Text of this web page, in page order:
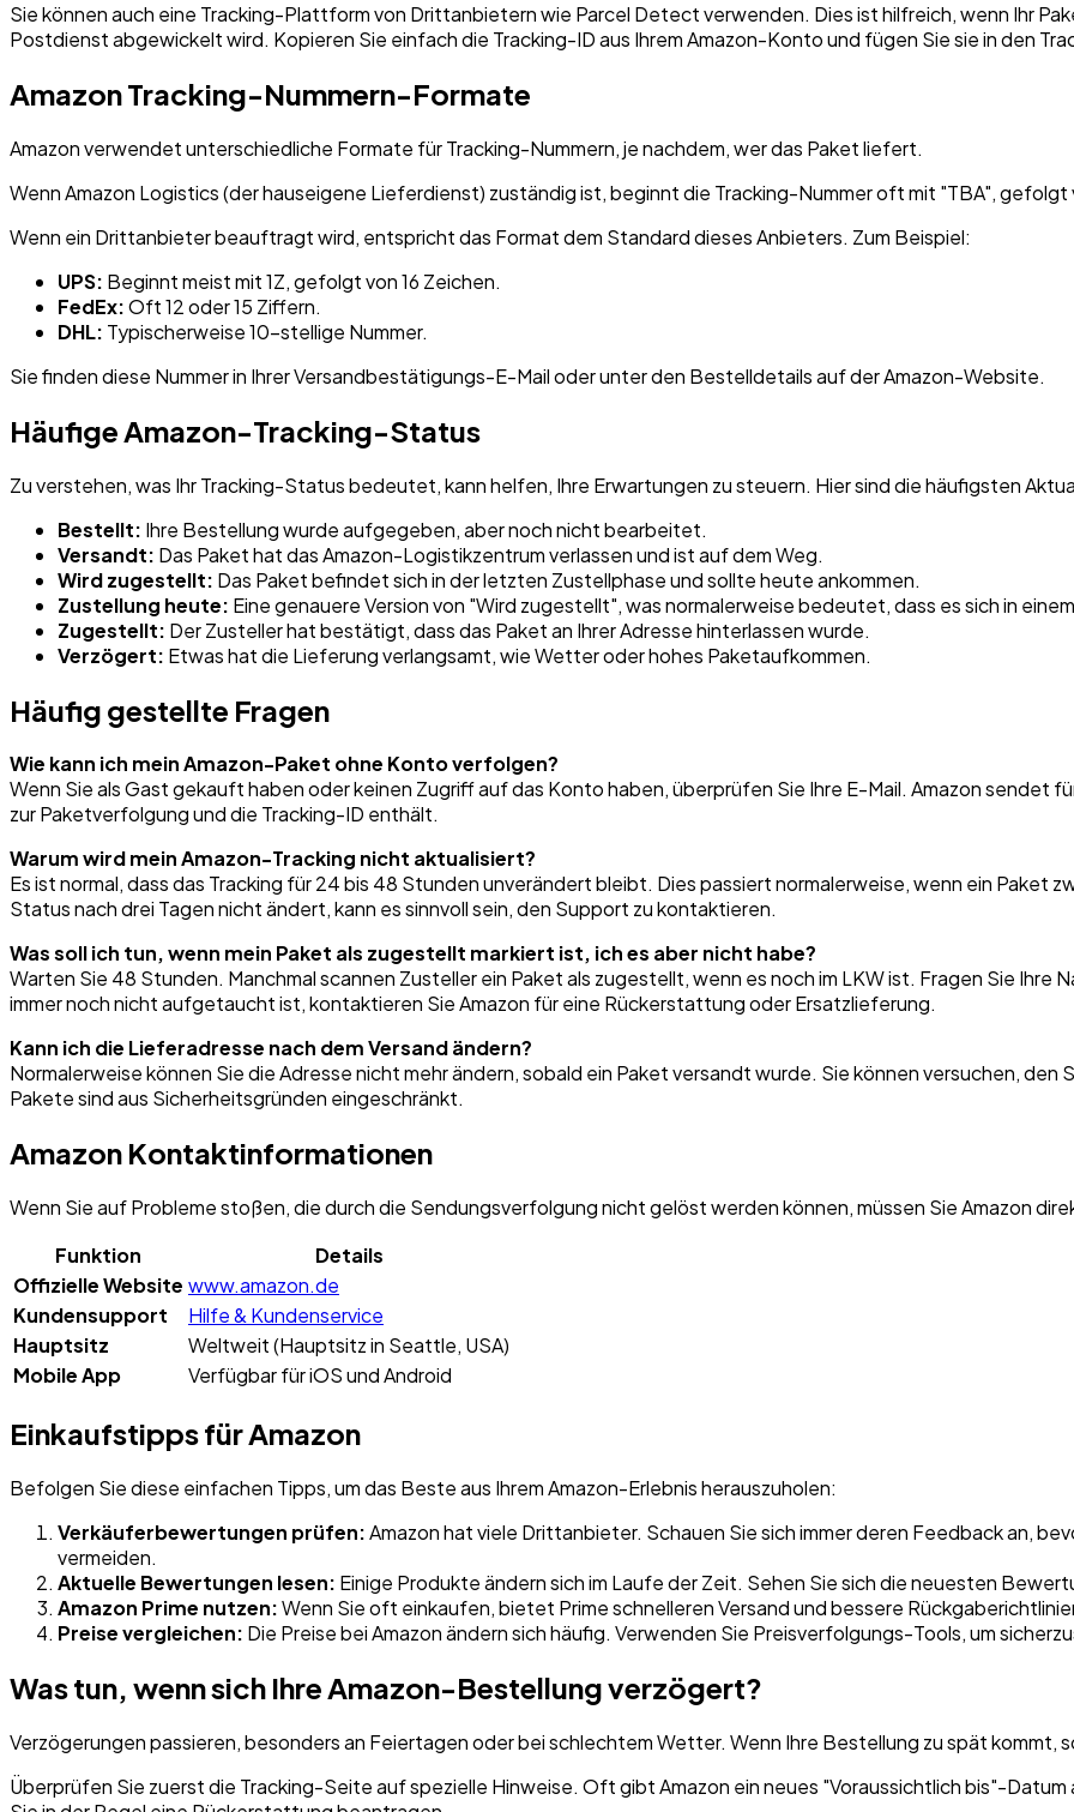
Sie können auch eine Tracking-Plattform von Drittanbietern wie Parcel Detect verwenden. Dies ist hilfreich, wenn Ihr
Postdienst abgewickelt wird. Kopieren Sie einfach die Tracking-ID aus Ihrem Amazon-Konto und fügen Sie sie in den
Amazon Tracking-Nummern-Formate
Amazon verwendet unterschiedliche Formate für Tracking-Nummern, je nachdem, wer das Paket liefert.
Wenn Amazon Logistics (der hauseigene Lieferdienst) zuständig ist, beginnt die Tracking-Nummer oft mit "TBA",
Wenn ein Drittanbieter beauftragt wird, entspricht das Format dem Standard dieses Anbieters. Zum Beispiel:
UPS: Beginnt meist mit 1Z, gefolgt von 16 Zeichen.
FedEx:Oft 12 oder 15 Ziffern.
DHL: Typischerweise 10-stellige Nummer.
Sie finden diese Nummer in Ihrer Versandbestätigungs-E-Mail oder unter den Bestelldetails auf der Amazon-Website.
Häufige Amazon-Tracking-Status
Zu verstehen, was Ihr Tracking-Status bedeutet, kann helfen, Ihre Erwartungen zu steuern. Hier sind die häufigsten
Bestellt: Ihre Bestellung wurde aufgegeben, aber noch nicht bearbeitet.
Versandt: Das Paket hat das Amazon-Logistikzentrum verlassen und ist auf dem Weg.
Wird zugestellt: Das Paket befindet sich in der letzten Zustellphase und sollte heute ankommen.
Zustellung heute: Eine genauere Version von "Wird zugestellt", was normalerweise bedeutet, dass es sich in
Zugestellt: Der Zusteller hat bestätigt, dass das Paket an Ihrer Adresse hinterlassen wurde.
Verzögert: Etwas hat die Lieferung verlangsamt, wie Wetter oder hohes Paketaufkommen.
Häufig gestellte Fragen
Wie kann ich mein Amazon-Paket ohne Konto verfolgen?
Wenn Sie als Gast gekauft haben oder keinen Zugriff auf das Konto haben, überprüfen Sie Ihre E-Mail. Amazon sendet
zur Paketverfolgung und die Tracking-ID enthält.
Warum wird mein Amazon-Tracking nicht aktualisiert?
Es ist normal, dass das Tracking für 24 bis 48 Stunden unverändert bleibt. Dies passiert normalerweise, wenn ein Paket
Status nach drei Tagen nicht ändert, kann es sinnvoll sein, den Support zu kontaktieren.
Was soll ich tun, wenn mein Paket als zugestellt markiert ist, ich es aber nicht habe?
Warten Sie 48 Stunden. Manchmal scannen Zusteller ein Paket als zugestellt, wenn es noch im LKW ist. Fragen Sie Ihre
immer noch nicht aufgetaucht ist, kontaktieren Sie Amazon für eine Rückerstattung oder Ersatzlieferung.
Kann ich die Lieferadresse nach dem Versand ändern?
Normalerweise können Sie die Adresse nicht mehr ändern, sobald ein Paket versandt wurde. Sie können versuchen,
Pakete sind aus Sicherheitsgründen eingeschränkt.
Amazon Kontaktinformationen
Wenn Sie auf Probleme stoßen, die durch die Sendungsverfolgung nicht gelöst werden können, müssen Sie Amazon
Funktion
Details
Offizielle Website www.amazon.de
Kundensupport
Hilfe & Kundenservice
Hauptsitz
Weltweit (Hauptsitz in Seattle, USA)
Mobile App
Verfügbar für iOS und Android
Einkaufstipps für Amazon
Befolgen Sie diese einfachen Tipps, um das Beste aus Ihrem Amazon-Erlebnis herauszuholen:
Verkäuferbewertungen prüfen:Amazon hat viele Drittanbieter. Schauen Sie sich immer deren Feedback an,
vermeiden.
Aktuelle Bewertungen lesen: Einige Produkte ändern sich im Laufe der Zeit. Sehen Sie sich die neuesten
Amazon Prime nutzen:Wenn Sie oft einkaufen, bietet Prime schnelleren Versand und bessere
Preise vergleichen: Die Preise bei Amazon ändern sich häufig. Verwenden Sie Preisverfolgungs-Tools, um
Was tun, wenn sich Ihre Amazon-Bestellung verzögert?
Verzögerungen passieren, besonders an Feiertagen oder bei schlechtem Wetter. Wenn Ihre Bestellung zu spät kommt,
Überprüfen Sie zuerst die Tracking-Seite auf spezielle Hinweise. Oft gibt Amazon ein neues "Voraussichtlich bis"-Datum